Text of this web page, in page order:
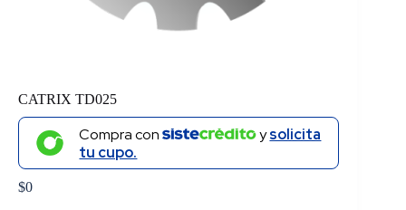
CATRIX TD025
Compra con ysolicita
tu cupo.
$0